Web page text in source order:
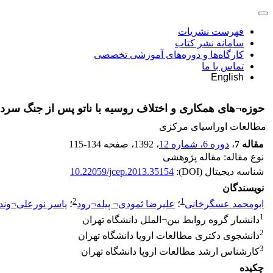
فهرست نشریات
سامانه نشر کتاب
کارگاه‌ها و دوره‌های آموزشی تخصصی
تماس با ما
English
حوزه¬های همکاری و اختلاف روسیه با ناتو پس از جنگ سرد
مطالعات اوراسیای مرکزی
مقاله 7
، دوره 6، شماره 12 ، 1392 ، صفحه 115-134
نوع مقاله: مقاله پژوهشی
شناسه دیجیتال (DOI):
10.22059/jcep.2013.35154
نویسندگان
ابومحمد عسگرخانی1؛ علیرضا ثمودی¬ پیله¬رود2؛ یاسر
1دانشیار گروه روابط بین¬الملل دانشگاه تهران
2دانشجوی دکتری مطالعات اروپا دانشگاه تهران
3کارشناس ارشد مطالعات اروپا دانشگاه تهران
چکیده